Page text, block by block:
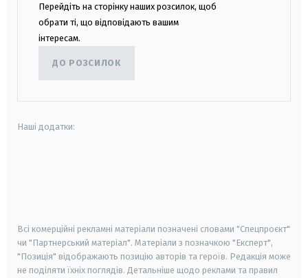
Перейдіть на сторінку наших розсилок, щоб
обрати ті, що відповідають вашим
інтересам.
ДО РОЗСИЛОК
Наші додатки:
Всі комерційні рекламні матеріали позначені словами "Спецпроєкт"
чи "Партнерський матеріал". Матеріали з позначкою "Експерт",
"Позиція" відображають позицію авторів та героїв. Редакція може
не поділяти їхніх поглядів. Детальніше щодо реклами та правил